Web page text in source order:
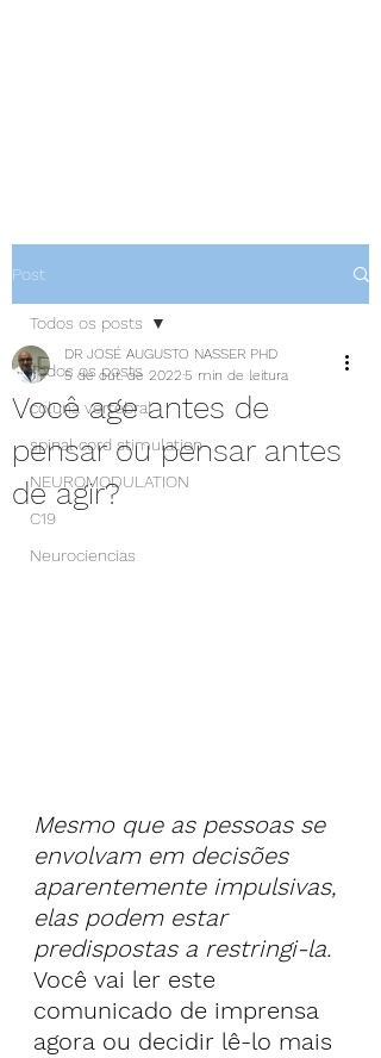
Post
Todos os posts
coluna vertebral
spinal cord stimulation
NEUROMODULATION
C19
Neurociencias
Todos os posts
Você age antes de
pensar ou pensar antes
de agir?
DR JOSÉ AUGUSTO NASSER PHD
5 de out. de 2022 5 min de leitura
Mesmo que as pessoas se
envolvam em decisões
aparentemente impulsivas,
elas podem estar
predispostas a restringi-la.
Você vai ler este
comunicado de imprensa
agora ou decidir lê-lo mais